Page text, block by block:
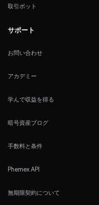
取引ボット
サポート
お問い合わせ
アカデミー
学んで収益を得る
暗号資産ブログ
手数料と条件
Phemex API
無期限契約について